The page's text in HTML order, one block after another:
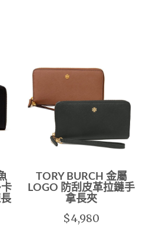
TORY BURCH 金屬
LOGO 防刮皮革拉鏈手
拿長夾
$4,980